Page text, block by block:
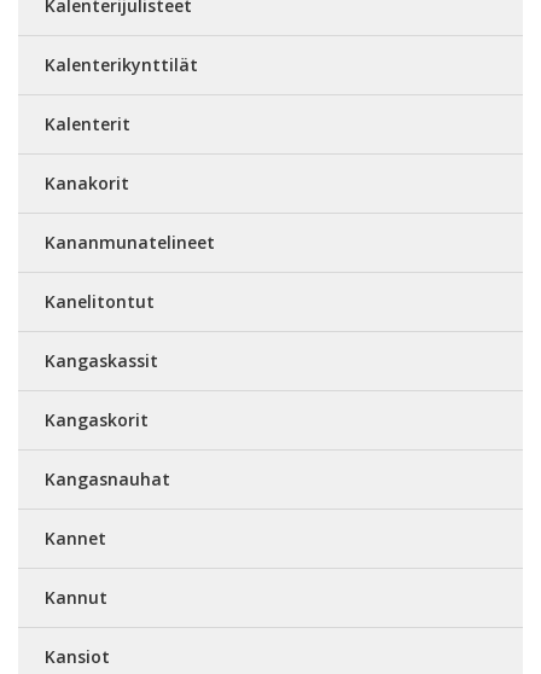
Kalenterijulisteet
Kalenterikynttilät
Kalenterit
Kanakorit
Kananmunatelineet
Kanelitontut
Kangaskassit
Kangaskorit
Kangasnauhat
Kannet
Kannut
Kansiot